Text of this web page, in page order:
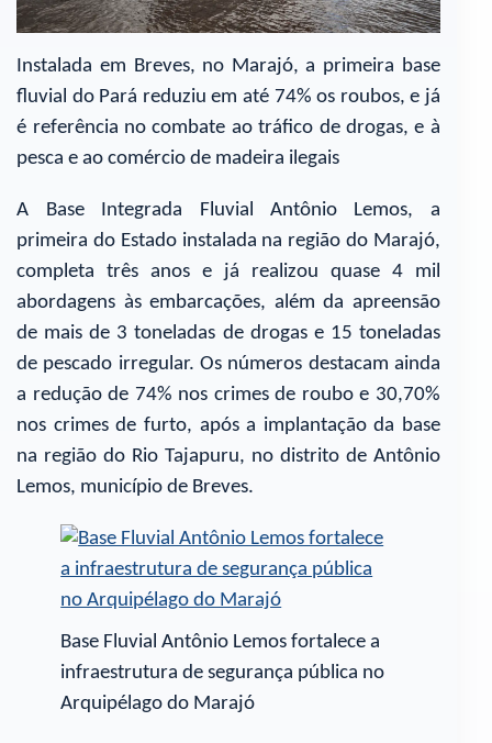
Instalada em Breves, no Marajó, a primeira base
fluvial do Pará reduziu em até 74% os roubos, e já
é referência no combate ao tráfico de drogas, e à
pesca e ao comércio de madeira ilegais
A Base Integrada Fluvial Antônio Lemos, a
primeira do Estado instalada na região do Marajó,
completa três anos e já realizou quase 4 mil
abordagens às embarcações, além da apreensão
de mais de 3 toneladas de drogas e 15 toneladas
de pescado irregular. Os números destacam ainda
a redução de 74% nos crimes de roubo e 30,70%
nos crimes de furto, após a implantação da base
na região do Rio Tajapuru, no distrito de Antônio
Lemos, município de Breves.
Base Fluvial Antônio Lemos fortalece a
infraestrutura de segurança pública no
Arquipélago do Marajó